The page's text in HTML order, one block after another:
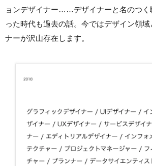
ョンデザイナー……デザイナーと名のつく
った時代も過去の話。今ではデザイン領
ナーが沢山存在します。